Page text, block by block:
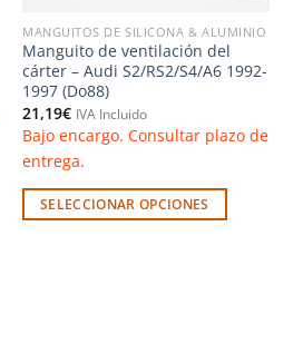
MANGUITOS DE SILICONA & ALUMINIO
Manguito de ventilación del
cárter – Audi S2/RS2/S4/A6 1992-
1997 (Do88)
21,19€ IVA Incluido
Bajo encargo. Consultar plazo de
entrega.
SELECCIONAR OPCIONES